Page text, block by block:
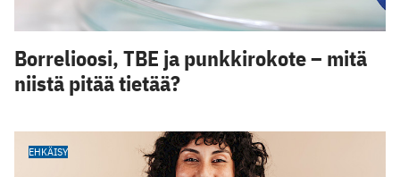
Borrelioosi, TBE ja punkkirokote – mitä
niistä pitää tietää?
EHKÄISY